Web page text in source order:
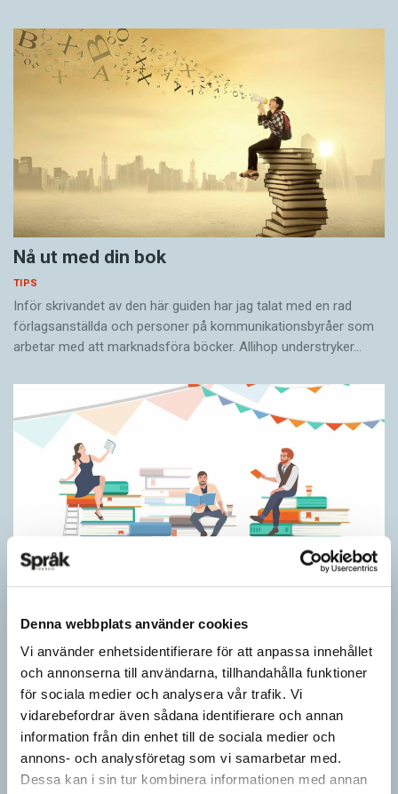
Denna webbplats använder cookies
Vi använder enhetsidentifierare för att anpassa innehållet
och annonserna till användarna, tillhandahålla funktioner
för sociala medier och analysera vår trafik. Vi
vidarebefordrar även sådana identifierare och annan
information från din enhet till de sociala medier och
annons- och analysföretag som vi samarbetar med.
Dessa kan i sin tur kombinera informationen med annan
Nå ut med din bok
TIPS
Inför skrivandet av den här guiden har jag talat med en rad
förlagsanställda och personer på kommunikationsbyråer som
arbetar med att marknadsföra böcker. Allihop understryker…
Du tycker att det saknas något. Ett arrangemang där du hade
velat sitta i publiken. Eller stå på scen. Något för dem som gillar
böcker.…